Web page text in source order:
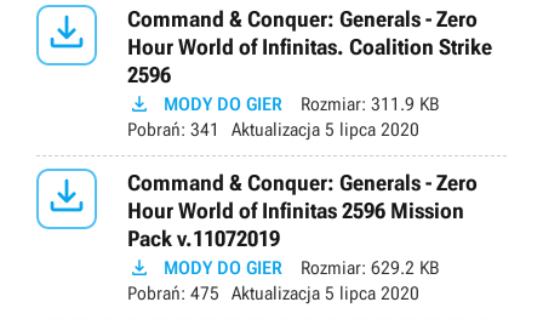

Command & Conquer: Generals - Zero
Hour World of Infinitas. Coalition Strike
2596
 MODY DO GIER Rozmiar: 311.9 KB
Pobrań: 341 Aktualizacja 5 lipca 2020

Command & Conquer: Generals - Zero
Hour World of Infinitas 2596 Mission
Pack v.11072019
 MODY DO GIER Rozmiar: 629.2 KB
Pobrań: 475 Aktualizacja 5 lipca 2020